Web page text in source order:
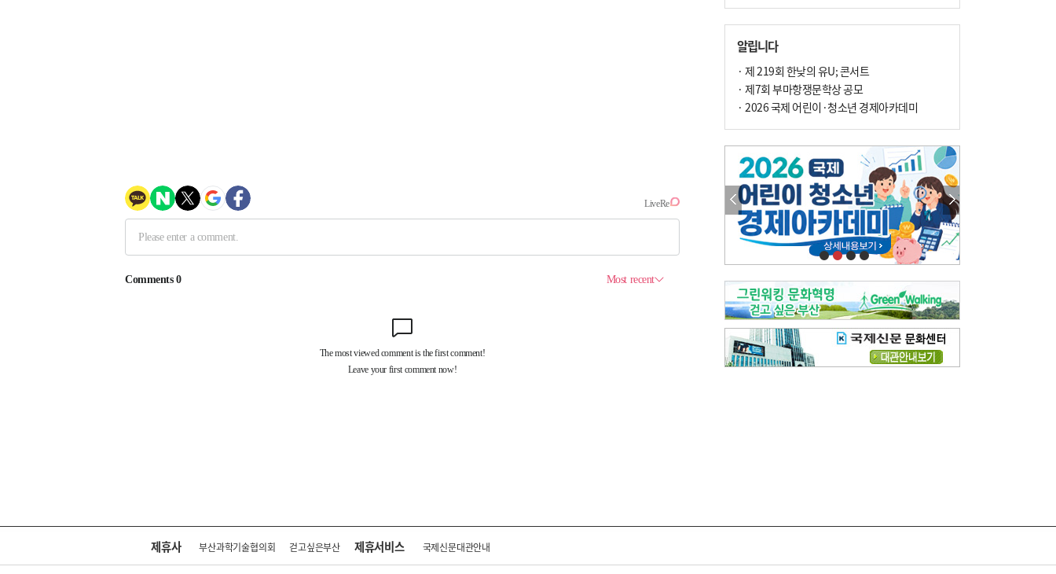
구·군 승진 축하화분 관행 없애자니 소상공인 울상
팩트체크[전체보기]
의령 한우산 털중나리
한 손 뉴스[전체보기]
시민이 개발한 폭염 대응 앱 ‘그늘로’ 길안내 지도 등 인기
골목 맛집 발굴 고메 셀렉션…부산시, 페스티벌 시월 연계
오늘의 날씨-[전체보기]
오늘의 날씨- 2026년 8월 7일
오늘의 날씨- 2026년 8월 6일
우리 결혼해요-[전체보기]
우리 결혼해요- 김홍윤·정세빈 커플
알립니다
· 제 219회 한낮의 유U; 콘서트
· 제7회 부마항쟁문학상 공모
· 2026 국제 어린이·청소년 경제아카데미
제휴사 부산과학기술협의회 걷고싶은부산 제휴서비스 국제신문대관안내